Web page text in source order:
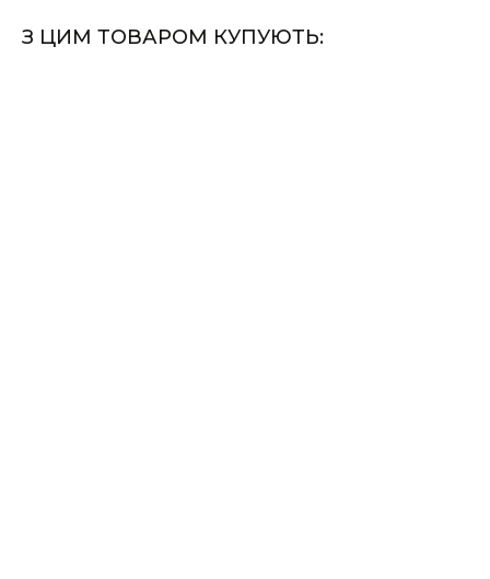
З ЦИМ ТОВАРОМ КУПУЮТЬ: